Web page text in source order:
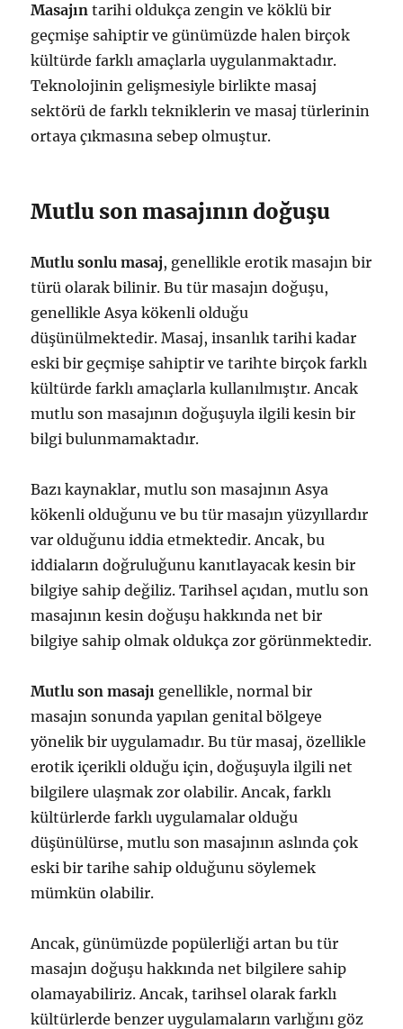
Masajın tarihi oldukça zengin ve köklü bir
geçmişe sahiptir ve günümüzde halen birçok
kültürde farklı amaçlarla uygulanmaktadır.
Teknolojinin gelişmesiyle birlikte masaj
sektörü de farklı tekniklerin ve masaj türlerinin
ortaya çıkmasına sebep olmuştur.
Mutlu son masajının doğuşu
Mutlu sonlu masaj, genellikle erotik masajın bir
türü olarak bilinir. Bu tür masajın doğuşu,
genellikle Asya kökenli olduğu
düşünülmektedir. Masaj, insanlık tarihi kadar
eski bir geçmişe sahiptir ve tarihte birçok farklı
kültürde farklı amaçlarla kullanılmıştır. Ancak
mutlu son masajının doğuşuyla ilgili kesin bir
bilgi bulunmamaktadır.
Bazı kaynaklar, mutlu son masajının Asya
kökenli olduğunu ve bu tür masajın yüzyıllardır
var olduğunu iddia etmektedir. Ancak, bu
iddiaların doğruluğunu kanıtlayacak kesin bir
bilgiye sahip değiliz. Tarihsel açıdan, mutlu son
masajının kesin doğuşu hakkında net bir
bilgiye sahip olmak oldukça zor görünmektedir.
Mutlu son masajı genellikle, normal bir
masajın sonunda yapılan genital bölgeye
yönelik bir uygulamadır. Bu tür masaj, özellikle
erotik içerikli olduğu için, doğuşuyla ilgili net
bilgilere ulaşmak zor olabilir. Ancak, farklı
kültürlerde farklı uygulamalar olduğu
düşünülürse, mutlu son masajının aslında çok
eski bir tarihe sahip olduğunu söylemek
mümkün olabilir.
Ancak, günümüzde popülerliği artan bu tür
masajın doğuşu hakkında net bilgilere sahip
olamayabiliriz. Ancak, tarihsel olarak farklı
kültürlerde benzer uygulamaların varlığını göz